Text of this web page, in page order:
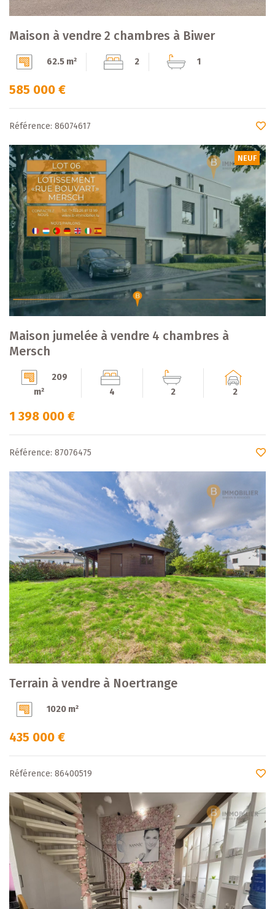
Maison à vendre 2 chambres à Biwer
62.5 m² 2 1
585 000 €
Référence: 86074617
NEUF
Maison jumelée à vendre 4 chambres à
Mersch
209
m²
4 2 2
1 398 000 €
Référence: 87076475
Terrain à vendre à Noertrange
1020 m²
435 000 €
Référence: 86400519